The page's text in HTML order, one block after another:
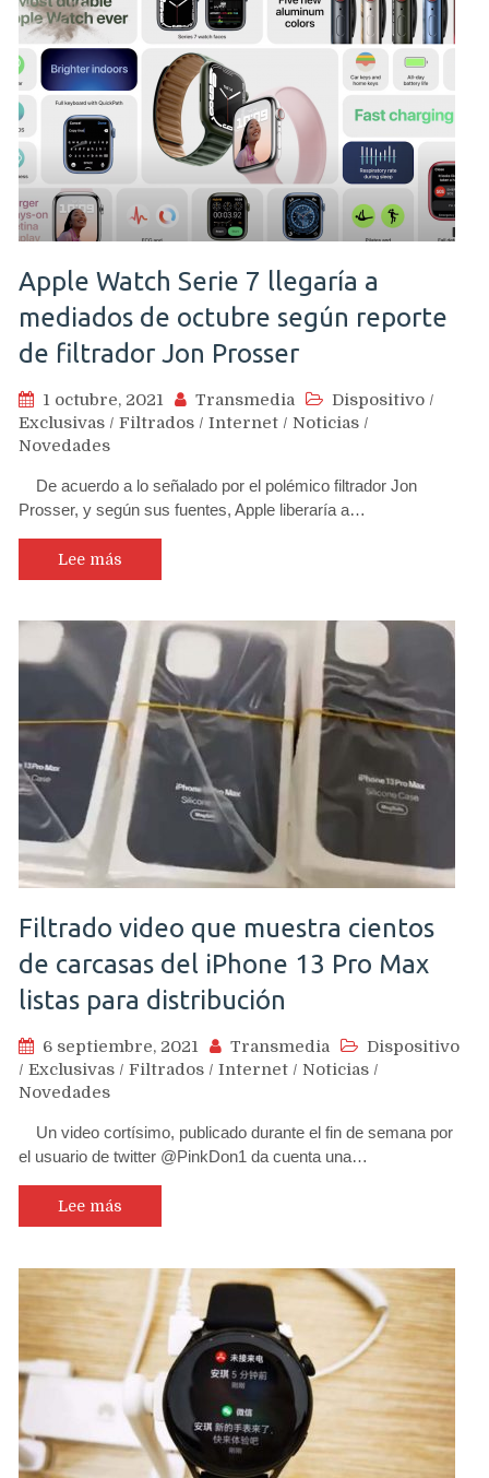
Apple Watch Serie 7 llegaría a
mediados de octubre según reporte
de filtrador Jon Prosser
1 octubre, 2021 Transmedia Dispositivo /
Exclusivas / Filtrados / Internet / Noticias /
Novedades
De acuerdo a lo señalado por el polémico filtrador Jon
Prosser, y según sus fuentes, Apple liberaría a…
Lee más
Filtrado video que muestra cientos
de carcasas del iPhone 13 Pro Max
listas para distribución
6 septiembre, 2021 Transmedia
Dispositivo
/ Exclusivas / Filtrados / Internet / Noticias /
Novedades
Un video cortísimo, publicado durante el fin de semana por
el usuario de twitter @PinkDon1 da cuenta una…
Lee más